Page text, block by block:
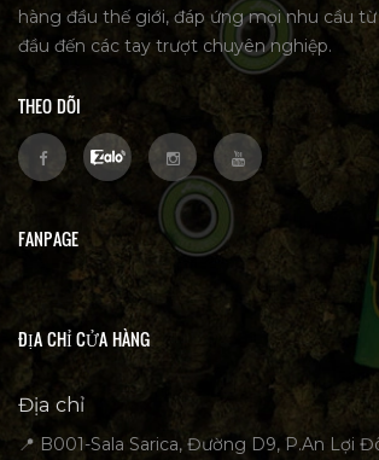
hàng đầu thế giới, đáp ứng mọi nhu cầu
đầu đến các tay trượt chuyên nghiệp.
THEO DÕI
FANPAGE
ĐỊA CHỈ CỬA HÀNG
Địa chỉ
📍 B001-Sala Sarica, Đường D9, P.An Lợi